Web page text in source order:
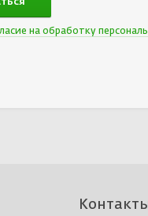
на обработку